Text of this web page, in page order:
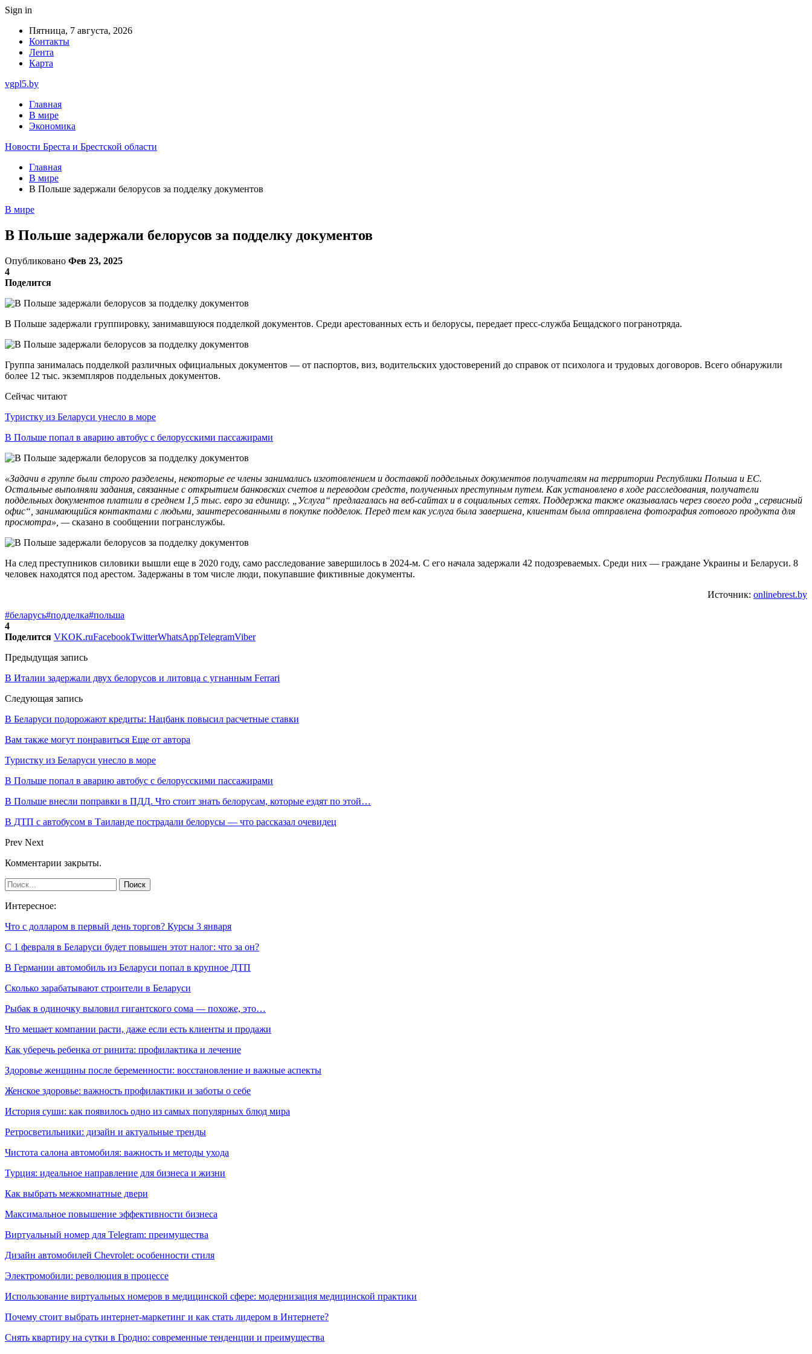
Sign in
Пятница, 7 августа, 2026
Контакты
Лента
Карта
vgpl5.by
Главная
В мире
Экономика
Новости Бреста и Брестской области
Главная
В мире
В Польше задержали белорусов за подделку документов
В мире
В Польше задержали белорусов за подделку документов
Опубликовано Фев 23, 2025
4
Поделится
В Польше задержали группировку, занимавшуюся подделкой документов. Среди арестованных есть и белорусы, передает пресс-служба Бещадского погранотряда.
Группа занималась подделкой различных официальных документов — от паспортов, виз, водительских удостоверений до справок от психолога и трудовых договоров. Всего обнаружили
более 12 тыс. экземпляров поддельных документов.
Сейчас читают
Туристку из Беларуси унесло в море
В Польше попал в аварию автобус с белорусскими пассажирами
«Задачи в группе были строго разделены, некоторые ее члены занимались изготовлением и доставкой поддельных документов получателям на территории Республики Польша и ЕС.
Остальные выполняли задания, связанные с открытием банковских счетов и переводом средств, полученных преступным путем. Как установлено в ходе расследования, получатели
поддельных документов платили в среднем 1,5 тыс. евро за единицу. „Услуга“ предлагалась на веб-сайтах и в социальных сетях. Поддержка также оказывалась через своего рода
сервисный
офис“, занимающийся контактами с людьми, заинтересованными в покупке подделок. Перед тем как услуга была завершена, клиентам была отправлена фотография готового продукта для
просмотра», —сказано в сообщении погранслужбы.
На след преступников силовики вышли еще в 2020 году, само расследование завершилось в 2024-м. С его начала задержали 42 подозреваемых. Среди них — граждане Украины и Беларуси. 8
человек находятся под арестом. Задержаны в том числе люди, покупавшие фиктивные документы.
Источник: onlinebrest.by
#беларусь#подделка#польша
4
Поделится VKOK.ruFacebookTwitterWhatsAppTelegramViber
Предыдущая запись
В Италии задержали двух белорусов и литовца с угнанным Ferrari
Следующая запись
В Беларуси подорожают кредиты: Нацбанк повысил расчетные ставки
Вам также могут понравиться Еще от автора
Туристку из Беларуси унесло в море
В Польше попал в аварию автобус с белорусскими пассажирами
В Польше внесли поправки в ПДД. Что стоит знать белорусам, которые ездят по этой…
В ДТП с автобусом в Таиланде пострадали белорусы — что рассказал очевидец
Prev Next
Комментарии закрыты.
Интересное:
Что с долларом в первый день торгов? Курсы 3 января
С 1 февраля в Беларуси будет повышен этот налог: что за он?
В Германии автомобиль из Беларуси попал в крупное ДТП
Сколько зарабатывают строители в Беларуси
Рыбак в одиночку выловил гигантского сома — похоже, это…
Что мешает компании расти, даже если есть клиенты и продажи
Как уберечь ребенка от ринита: профилактика и лечение
Здоровье женщины после беременности: восстановление и важные аспекты
Женское здоровье: важность профилактики и заботы о себе
История суши: как появилось одно из самых популярных блюд мира
Ретросветильники: дизайн и актуальные тренды
Чистота салона автомобиля: важность и методы ухода
Турция: идеальное направление для бизнеса и жизни
Как выбрать межкомнатные двери
Максимальное повышение эффективности бизнеса
Виртуальный номер для Telegram: преимущества
Дизайн автомобилей Chevrolet: особенности стиля
Электромобили: революция в процессе
Использование виртуальных номеров в медицинской сфере: модернизация медицинской практики
Почему стоит выбрать интернет-маркетинг и как стать лидером в Интернете?
Снять квартиру на сутки в Гродно: современные тенденции и преимущества